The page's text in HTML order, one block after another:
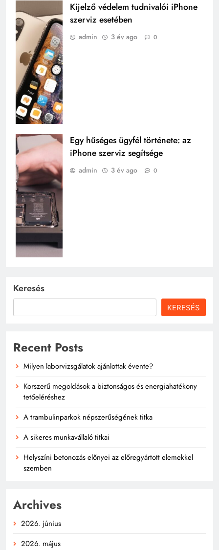
Kijelző védelem tudnivalói iPhone
szerviz esetében
admin 3 év ago 0
Egy hűséges ügyfél története: az
iPhone szerviz segítsége
admin 3 év ago 0
Keresés
KERESÉS
Recent Posts
Milyen laborvizsgálatok ajánlottak évente?
Korszerű megoldások a biztonságos és energiahatékony
tetőeléréshez
A trambulinparkok népszerűségének titka
A sikeres munkavállaló titkai
Helyszíni betonozás előnyei az előregyártott elemekkel
szemben
Archives
2026. június
2026. május